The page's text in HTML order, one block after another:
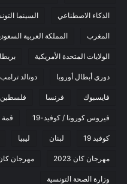
الذكاء الاصطناعي السينما
المغرب المملكة العربية
الولايات المتحدة الأمريكية
دوري أبطال أوروبا دونالد ترامب
فايسبوك فرنسا فلسطين
فيروس كورونا / كوفيد-19 قمة
كوفيد 19 لبنان ليبيا
مهرجان كان 2023 مهرجان
وزارة الصحة التونسية